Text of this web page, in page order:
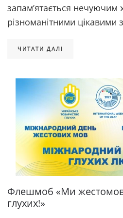
запам’ятається нечуючим
різноманітними цікавими
ЧИТАТИ ДАЛІ
Флешмоб «Ми
глухих!»